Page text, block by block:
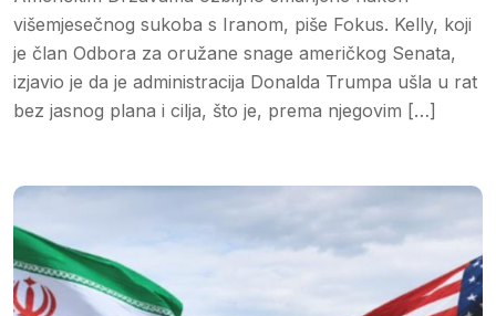
višemjesečnog sukoba s Iranom, piše Fokus. Kelly, koji
je član Odbora za oružane snage američkog Senata,
izjavio je da je administracija Donalda Trumpa ušla u rat
bez jasnog plana i cilja, što je, prema njegovim […]